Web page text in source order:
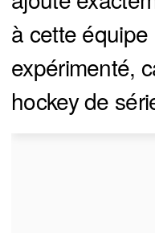
à cette
expérimenté,
hockey de